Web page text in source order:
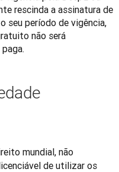
rescinda a assinatura de
seu período de vigência,
não será
mundial, não
de utilizar os